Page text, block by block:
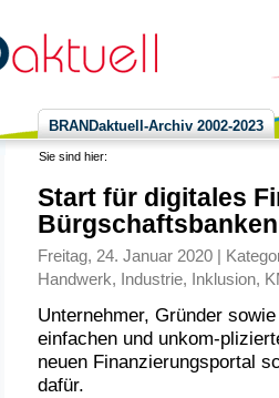
BRANDaktuell-Archiv 2002-2023
Sie sind hier:
Start für digitales
Bürgschaftsbanken
Freitag, 24. Januar 2020 |
Handwerk, Industrie, Inklusion,
Unternehmer, Gründer
einfachen und unkom-
neuen Finanzierungsportal
dafür.